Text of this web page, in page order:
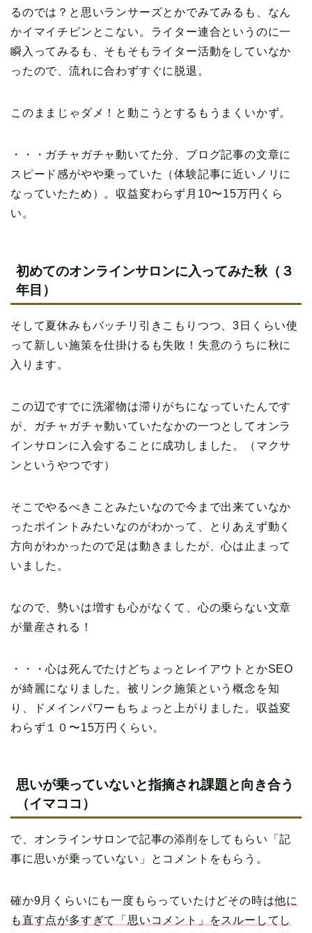
るのでは？と思いランサーズとかでみてみるも、なん
かイマイチピンとこない。ライター連合というのに一
瞬入ってみるも、そもそもライター活動をしていなか
ったので、流れに合わずすぐに脱退。
このままじゃダメ！と動こうとするもうまくいかず。
・・・ガチャガチャ動いてた分、ブログ記事の文章に
スピード感がやや乗っていた（体験記事に近いノリに
なっていたため）。収益変わらず月10〜15万円くら
い。
初めてのオンラインサロンに入ってみた秋（３
年目）
そして夏休みもバッチリ引きこもりつつ、3日くらい使
って新しい施策を仕掛けるも失敗！失意のうちに秋に
入ります。
この辺ですでに洗濯物は滞りがちになっていたんです
が、ガチャガチャ動いていたなかの一つとしてオンラ
インサロンに入会することに成功しました。（マクサ
ンというやつです）
そこでやるべきことみたいなので今まで出来ていなか
ったポイントみたいなのがわかって、とりあえず動く
方向がわかったので足は動きましたが、心は止まって
いました。
なので、勢いは増すも心がなくて、心の乗らない文章
が量産される！
・・・心は死んでたけどちょっとレイアウトとかSEO
が綺麗になりました。被リンク施策という概念を知
り、ドメインパワーもちょっと上がりました。収益変
わらず１０〜15万円くらい。
思いが乗っていないと指摘され課題と向き合う
（イマココ）
で、オンラインサロンで記事の添削をしてもらい「記
事に思いが乗っていない」とコメントをもらう。
確か9月くらいにも一度もらっていたけどその時は他に
も直す点が多すぎて「思いコメント」をスルーしてし